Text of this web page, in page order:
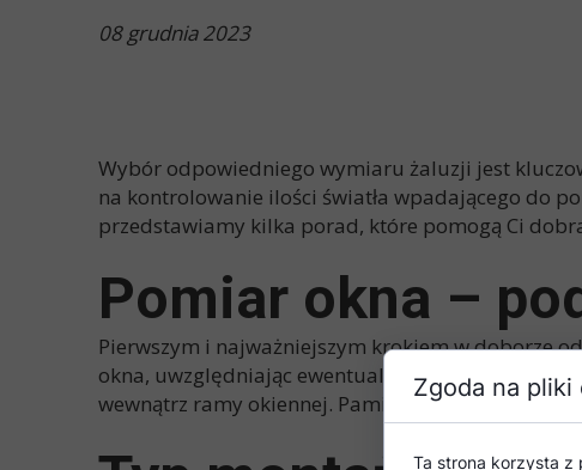
08 grudnia 2023
Wybór odpowiedniego wymiaru żaluzji jest
na kontrolowanie ilości światła wpadającego do
przedstawiamy kilka porad, które pomogą Ci
Pomiar okna –
Pierwszym i najważniejszym krokiem w doborze
okna, uwzględniając ewentualne wystające
wewnątrz ramy okiennej. Pamiętaj, że precyzja
Zgoda na pliki
Ta strona korzysta z